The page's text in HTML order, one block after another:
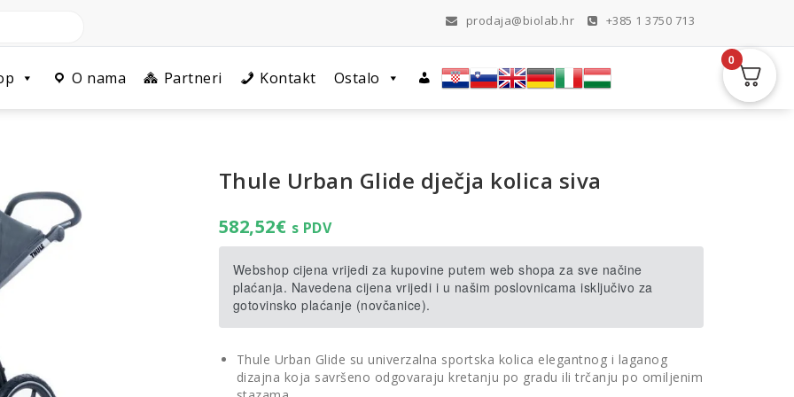
prodaja@biolab.hr +385 1 3750 713
O nama Partneri Kontakt Ostalo
Thule Urban Glide dječja kolica siva
582,52€ s PDV
Webshop cijena vrijedi za kupovine putem web shopa za sve načine
plaćanja. Navedena cijena vrijedi i u našim poslovnicama isključivo za
gotovinsko plaćanje (novčanice).
Thule Urban Glide su univerzalna sportska kolica elegantnog i laganog
dizajna koja savršeno odgovaraju kretanju po gradu ili trčanju po omiljenim
0